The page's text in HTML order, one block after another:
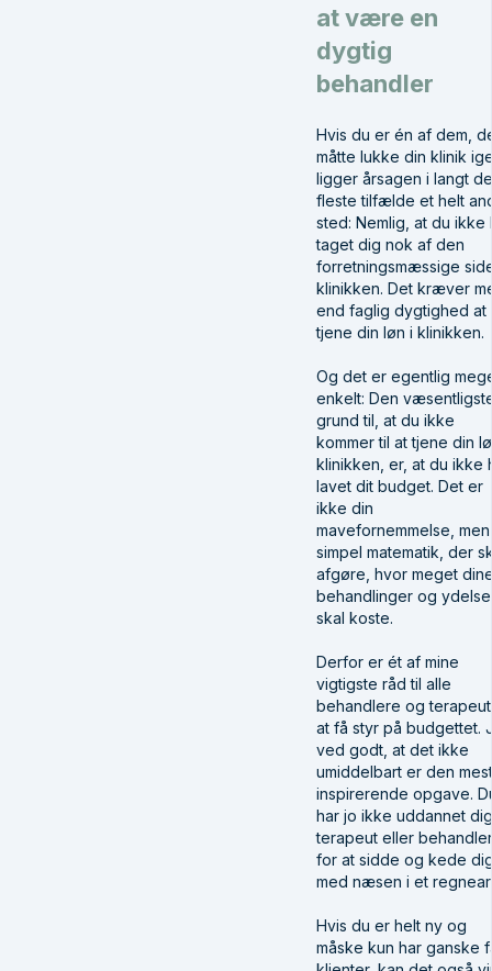
at være en
dygtig
behandler
Hvis du er én af dem,
måtte lukke din klinik
ligger årsagen i langt de
fleste tilfælde et helt
sted: Nemlig, at du ikke
taget dig nok af den
forretningsmæssige
klinikken. Det kræver
end faglig dygtighed at
tjene din løn i klinikken.
Og det er egentlig
enkelt: Den
grund til, at du ikke
kommer til at tjene din
klinikken, er, at du ikke
lavet dit budget. Det er
ikke din
mavefornemmelse, men
simpel matematik, der
afgøre, hvor meget
behandlinger og
skal koste.
Derfor er ét af mine
vigtigste råd til alle
behandlere og
at få styr på budgettet.
ved godt, at det ikke
umiddelbart er den mest
inspirerende opgave.
har jo ikke uddannet
terapeut eller behandler
for at sidde og kede
med næsen i et
Hvis du er helt ny og
måske kun har ganske